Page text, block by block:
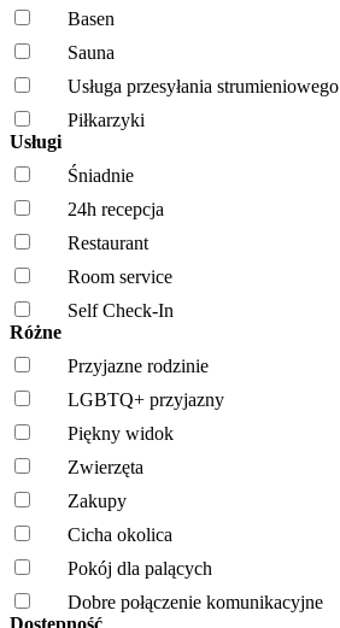
Basen
Sauna
Usługa przesyłania strumieniowego
Piłkarzyki
Usługi
Śniadnie
24h recepcja
Restaurant
Room service
Self Check-In
Różne
Przyjazne rodzinie
LGBTQ+ przyjazny
Piękny widok
Zwierzęta
Zakupy
Cicha okolica
Pokój dla palących
Dobre połączenie komunikacyjne
Dostępność